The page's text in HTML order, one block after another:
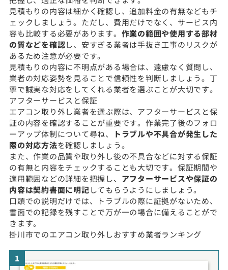
見積もりの内容は細かく確認し、追加料金の有無などもチ
ェックしましょう。ただし、費用だけでなく、サービス内
容も比較する必要があります。 作業の範囲や使用する部材
の質などを確認し、安すぎる業者は手抜き工事のリスクが
あるため注意が必要です。
見積もりの内容に不明点がある場合は、遠慮なく質問し、
業者の対応姿勢を見ることで信頼性を判断しましょう。丁
寧で誠実な対応をしてくれる業者を選ぶことが大切です。
アフターサービスと保証
エアコン取り外し業者を選ぶ際は、アフターサービスと保
証の内容を確認することが重要です。作業完了後のフォロ
ーアップ体制について尋ね、
トラブルや不具合が発生した
際の対応方法を確認しましょう。
また、作業の品質や取り外し後の不具合などに対する保証
の有無と内容をチェックすることも大切です。保証期間や
適用範囲などの詳細を把握し、 アフターサービスや保証の
内容は契約書面に明記してもらうようにしましょう。
口頭での説明だけでは、トラブルの際に証拠がないため、
書面での記録を残すことで万が一の場合に備えることがで
きます。
掛川市でのエアコン取り外しおすすめ業者ランキング
1